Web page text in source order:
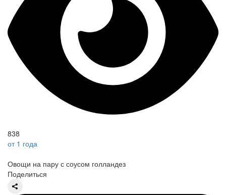
838
от 1 года
Овощи на пару с соусом голландез
Поделиться